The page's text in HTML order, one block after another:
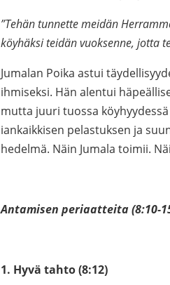
”Tehän tunnette meidän
köyhäksi teidän vuoksenne, jotta
Jumalan Poika astui
ihmiseksi. Hän alentui
mutta juuri tuossa
iankaikkisen pelastuksen ja
hedelmä. Näin Jumala toimii.
Antamisen periaatteita (8:10-
1. Hyvä tahto (8:12)